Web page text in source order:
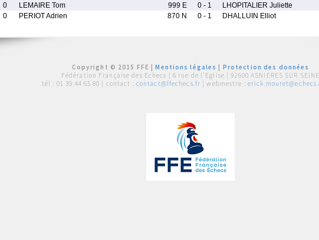
0 LEMAIRE Tom 999 E 0 - 1 LHOPITALIER Juliette
0 PERIOT Adrien 870 N 0 - 1 DHALLUIN Elliot
Copyright © 2015 FFE |Mentions légales
Protection des données
Fédération Française des Echecs | 6 rue de l'Eglise | 92600 ASNIERES SUR SEINE
tél : 01 39 44 65 80 | contact : contact@ffechecs.fr | webmestre :